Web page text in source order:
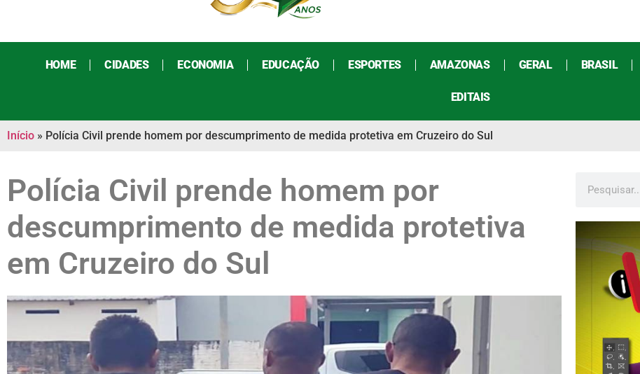
HOME CIDADES ECONOMIA EDUCAÇÃO ESPORTES AMAZONAS GERAL BRASIL
EDITAIS
Início » Polícia Civil prende homem por descumprimento de medida protetiva em Cruzeiro do Sul
Polícia Civil prende homem por
descumprimento de medida protetiva
em Cruzeiro do Sul